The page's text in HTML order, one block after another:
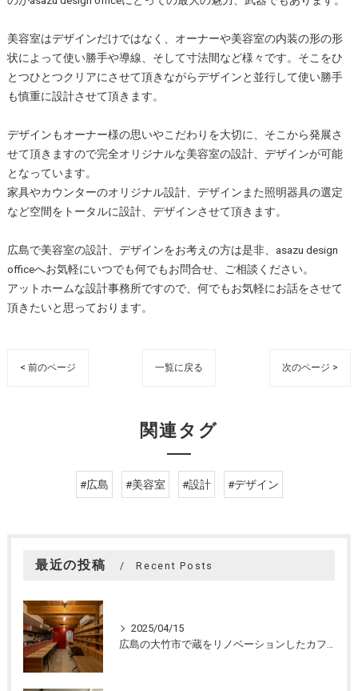
美容室はデザインだけではなく、オーナーや美容室の内装の形の形
状によって使い勝手や導線、そして寸法間など様々です。そこをひ
とつひとつクリアにさせて頂きながらデザインと並行して使い勝手
も慎重に設計させて頂きます。
デザインもオーナー様の思いやこだわりを大切に、そこから発展さ
せて頂きますので完全オリジナルな美容室の設計、デザインが可能
となっています。
家具やカウンターのオリジナル設計、デザインまた照明器具の選定
など空間をトータルに設計、デザインさせて頂きます。
広島で美容室の設計、デザインをお考えの方は是非、asazu design
officeへお気軽にいつでも何でもお問合せ、ご相談ください。
アットホームな設計事務所ですので、何でもお気軽にお話をさせて
頂きたいと思っております。
< 前のページ 一覧に戻る 次のページ >
関連タグ
#広島 #美容室 #設計 #デザイン
最近の投稿 Recent Posts
2025/04/15
広島の大竹市で蔵をリノベーションしたカフェの設計。店舗設計、店舗デザインはasazu design office